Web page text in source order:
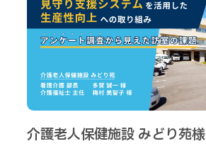
介護老人保健施設 みどり苑様